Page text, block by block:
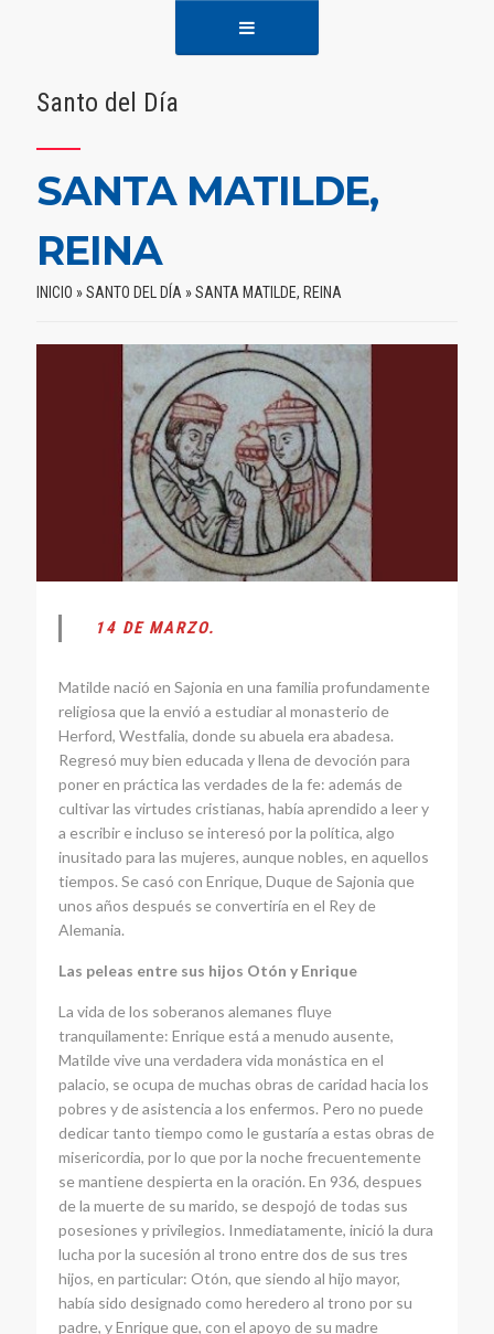
Santo del Día
SANTA MATILDE,
REINA
INICIO »SANTO DEL DÍA »SANTA MATILDE, REINA
14 DE MARZO.
Matilde nació en Sajonia en una familia profundamente
religiosa que la envió a estudiar al monasterio de
Herford, Westfalia, donde su abuela era abadesa.
Regresó muy bien educada y llena de devoción para
poner en práctica las verdades de la fe: además de
cultivar las virtudes cristianas, había aprendido a leer y
a escribir e incluso se interesó por la política, algo
inusitado para las mujeres, aunque nobles, en aquellos
tiempos. Se casó con Enrique, Duque de Sajonia que
unos años después se convertiría en el Rey de
Alemania.
Las peleas entre sus hijos Otón y Enrique
La vida de los soberanos alemanes fluye
tranquilamente: Enrique está a menudo ausente,
Matilde vive una verdadera vida monástica en el
palacio, se ocupa de muchas obras de caridad hacia los
pobres y de asistencia a los enfermos. Pero no puede
dedicar tanto tiempo como le gustaría a estas obras de
misericordia, por lo que por la noche frecuentemente
se mantiene despierta en la oración. En 936, despues
de la muerte de su marido, se despojó de todas sus
posesiones y privilegios. Inmediatamente, inició la dura
lucha por la sucesión al trono entre dos de sus tres
hijos, en particular: Otón, que siendo al hijo mayor,
había sido designado como heredero al trono por su
padre, y Enrique que, con el apoyo de su madre